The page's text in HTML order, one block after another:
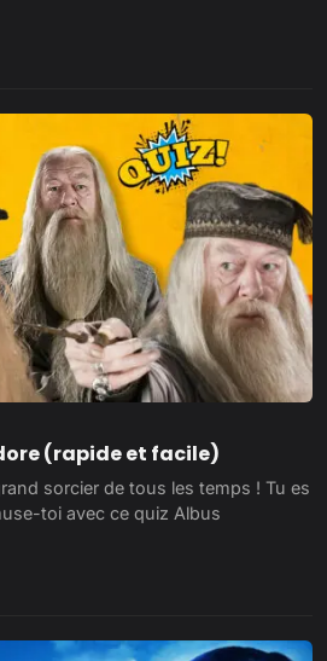
(rapide et facile)
sorcier de tous les temps ! Tu es
toi avec ce quiz Albus